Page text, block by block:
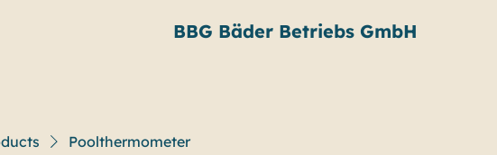
BBG Bäder Betriebs GmbH
Poolthermometer